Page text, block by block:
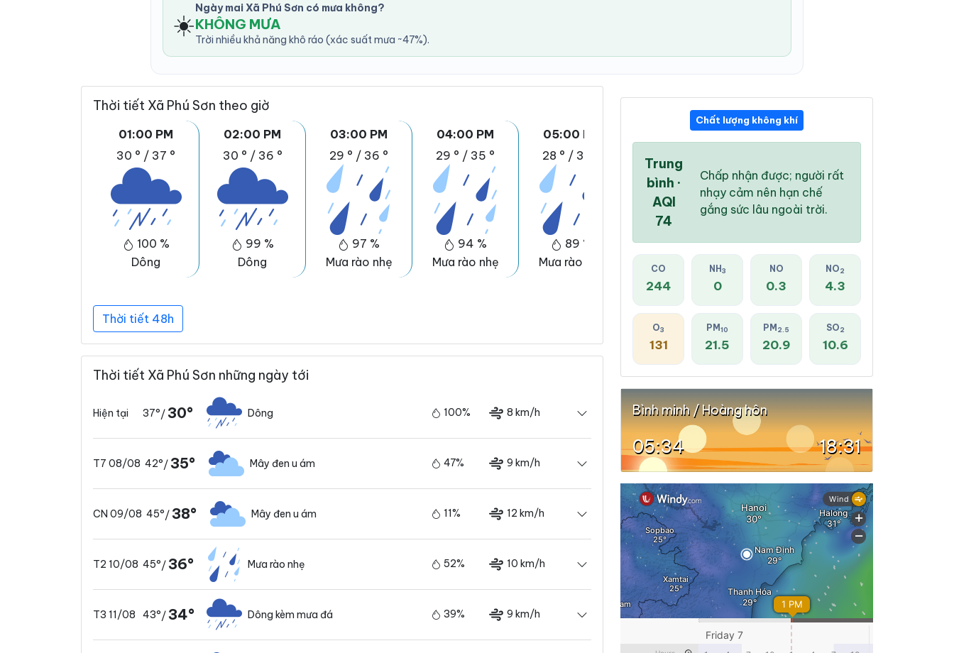
☀️
Ngày mai Xã Phú Sơn có mưa không?
KHÔNG MƯA
Trời nhiều khả năng khô ráo (xác suất mưa ~47%).
Thời tiết Xã Phú Sơn theo giờ
01:00 PM
30 ° / 37 °
100 %
Dông
02:00 PM
30 ° / 36 °
99 %
Dông
03:00 PM
29 ° / 36 °
97 %
Mưa rào nhẹ
04:00 PM
29 ° / 35 °
94 %
Mưa rào nhẹ
05:00 PM
28 ° / 34 °
89 %
Mưa rào nhẹ
06:00 PM
28 °
81 %
Mây đen u ám
07:00 PM
71 %
Mây đen u ám
Thời tiết 48h
Thời tiết Xã Phú Sơn những ngày tới
Hiện tại 37°/30° Dông 100% 8 km/h
T7 08/08 42°/35° Mây đen u ám 47% 9 km/h
CN 09/08 45°/38° Mây đen u ám 11% 12 km/h
T2 10/08 45°/36° Mưa rào nhẹ 52% 10 km/h
T3 11/08 43°/34° Dông kèm mưa đá 39% 9 km/h
Chất lượng không khí
Trung
bình ·
AQI
74
Chấp nhận được; người rất
nhạy cảm nên hạn chế
gắng sức lâu ngoài trời.
CO
244
NH 3
0
NO
0.3
NO2
4.3
O3
131
PM 10
21.5
PM 2.5
20.9
SO2
10.6
Bình minh / Hoàng hôn
05:34 18:31